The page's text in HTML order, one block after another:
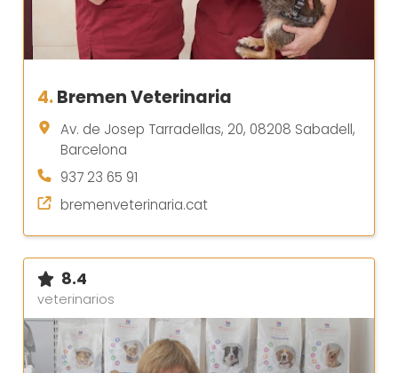
4.Bremen Veterinaria
Av. de Josep Tarradellas, 20, 08208 Sabadell,
Barcelona
937 23 65 91
bremenveterinaria.cat
8.4
veterinarios